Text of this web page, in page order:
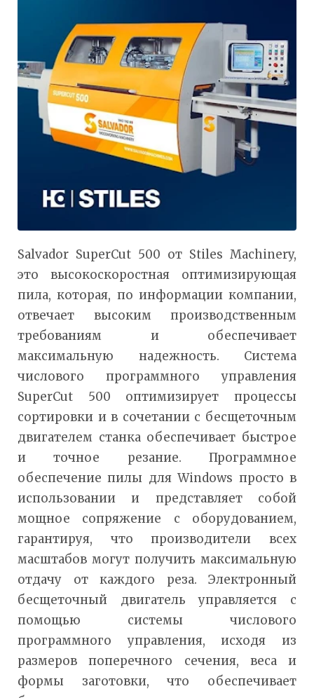
Salvador SuperCut 500 от Stiles Machinery,
это высокоскоростная оптимизирующая
пила, которая, по информации компании,
отвечает высоким производственным
требованиям и обеспечивает
максимальную надежность. Система
числового программного управления
SuperCut 500 оптимизирует процессы
сортировки и в сочетании с бесщеточным
двигателем станка обеспечивает быстрое
и точное резание. Программное
обеспечение пилы для Windows просто в
использовании и представляет собой
мощное сопряжение с оборудованием,
гарантируя, что производители всех
масштабов могут получить максимальную
отдачу от каждого реза. Электронный
бесщеточный двигатель управляется с
помощью системы числового
программного управления, исходя из
размеров поперечного сечения, веса и
формы заготовки, что обеспечивает